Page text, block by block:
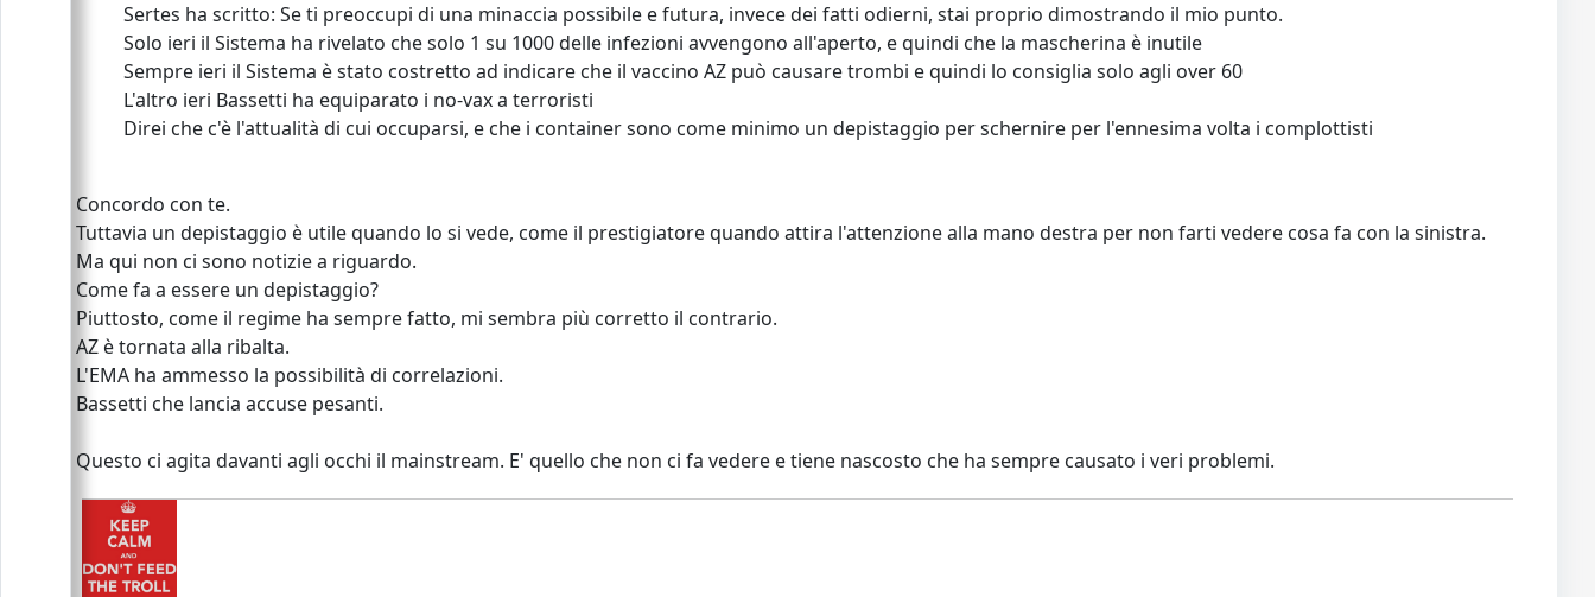
Sertes ha scritto: Se ti preoccupi di una minaccia possibile e futura, invece dei fatti odierni, stai proprio dimostrando il mio punto.
Solo ieri il Sistema ha rivelato che solo 1 su 1000 delle infezioni avvengono all'aperto, e quindi che la mascherina è inutile
Sempre ieri il Sistema è stato costretto ad indicare che il vaccino AZ può causare trombi e quindi lo consiglia solo agli over 60
L'altro ieri Bassetti ha equiparato i no-vax a terroristi
Direi che c'è l'attualità di cui occuparsi, e che i container sono come minimo un depistaggio per schernire per l'ennesima volta i complottisti
Concordo con te.
Tuttavia un depistaggio è utile quando lo si vede, come il prestigiatore quando attira l'attenzione alla mano destra per non farti vedere cosa fa con la sinistra.
Ma qui non ci sono notizie a riguardo.
Come fa a essere un depistaggio?
Piuttosto, come il regime ha sempre fatto, mi sembra più corretto il contrario.
AZ è tornata alla ribalta.
L'EMA ha ammesso la possibilità di correlazioni.
Bassetti che lancia accuse pesanti.
Questo ci agita davanti agli occhi il mainstream. E' quello che non ci fa vedere e tiene nascosto che ha sempre causato i veri problemi.